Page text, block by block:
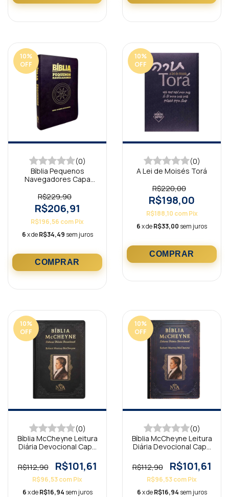
10%
OFF
(0)
Bíblia Pequenos
Navegadores Capa
R$229,90
R$206,91
R$196,56 comPix
6x deR$34,49 sem juros
10%
OFF
(0)
A Lei de Moisés Torá
R$220,00
R$198,00
R$188,10 com Pix
6x deR$33,00 sem juros
10%
OFF
(0)
Bíblia McCheyne Leitura
Diária Devocional Capa
R$112,90
R$101,61
R$96,53comPix
6x deR$16,94 sem juros
10%
OFF
(0)
Bíblia McCheyne Leitura
Diária Devocional Capa
R$112,90
R$101,61
R$96,53comPix
6x deR$16,94 sem juros